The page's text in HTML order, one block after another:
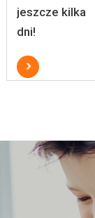
jeszcze kilka
dni!